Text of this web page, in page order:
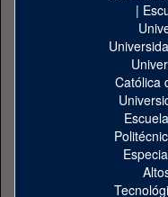
|
Católica